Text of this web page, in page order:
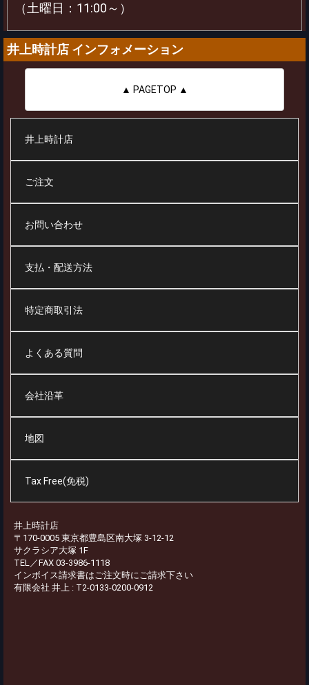
（土曜日：11:00～）
井上時計店 インフォメーション
▲ PAGETOP ▲
井上時計店
ご注文
お問い合わせ
支払・配送方法
特定商取引法
よくある質問
会社沿革
地図
Tax Free(免税)
井上時計店
〒170-0005 東京都豊島区南大塚 3-12-12
サクラシア大塚 1F
TEL／FAX 03-3986-1118
インボイス請求書はご注文時にご請求下さい
有限会社 井上 : T2-0133-0200-0912